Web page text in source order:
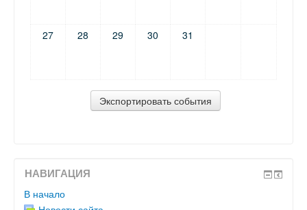
27 28 29 30 31
НАВИГАЦИЯ
В начало